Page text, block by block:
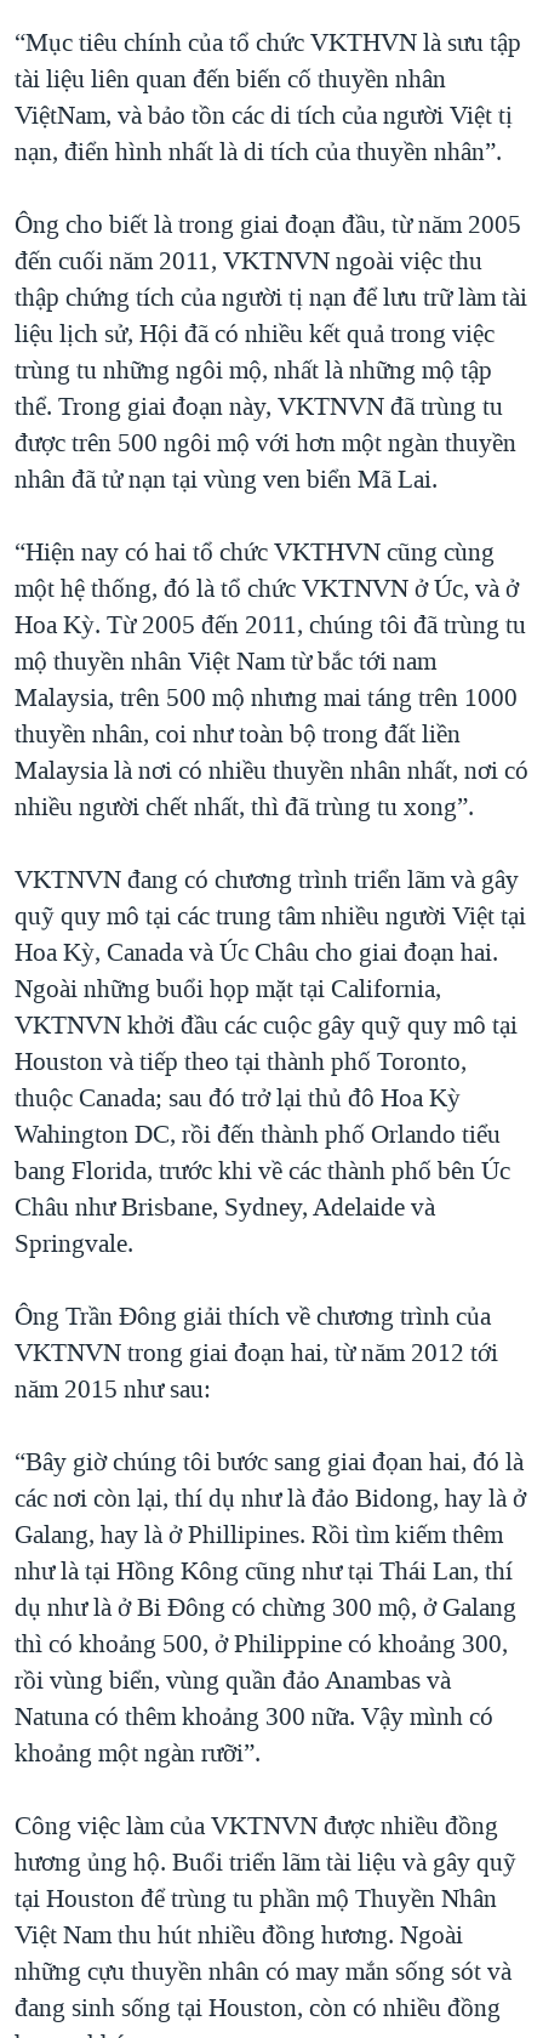
“Mục tiêu chính của tổ chức VKTHVN là sưu tập
tài liệu liên quan đến biến cố thuyền nhân
ViệtNam, và bảo tồn các di tích của người Việt tị
nạn, điển hình nhất là di tích của thuyền nhân”.
Ông cho biết là trong giai đoạn đầu, từ năm 2005
đến cuối năm 2011, VKTNVN ngoài việc thu
thập chứng tích của người tị nạn để lưu trữ làm tài
liệu lịch sử, Hội đã có nhiều kết quả trong việc
trùng tu những ngôi mộ, nhất là những mộ tập
thể. Trong giai đoạn này, VKTNVN đã trùng tu
được trên 500 ngôi mộ với hơn một ngàn thuyền
nhân đã tử nạn tại vùng ven biển Mã Lai.
“Hiện nay có hai tổ chức VKTHVN cũng cùng
một hệ thống, đó là tổ chức VKTNVN ở Úc, và ở
Hoa Kỳ. Từ 2005 đến 2011, chúng tôi đã trùng tu
mộ thuyền nhân Việt Nam từ bắc tới nam
Malaysia, trên 500 mộ nhưng mai táng trên 1000
thuyền nhân, coi như toàn bộ trong đất liền
Malaysia là nơi có nhiều thuyền nhân nhất, nơi có
nhiều người chết nhất, thì đã trùng tu xong”.
VKTNVN đang có chương trình triển lãm và gây
quỹ quy mô tại các trung tâm nhiều người Việt tại
Hoa Kỳ, Canada và Úc Châu cho giai đoạn hai.
Ngoài những buổi họp mặt tại California,
VKTNVN khởi đầu các cuộc gây quỹ quy mô tại
Houston và tiếp theo tại thành phố Toronto,
thuộc Canada; sau đó trở lại thủ đô Hoa Kỳ
Wahington DC, rồi đến thành phố Orlando tiểu
bang Florida, trước khi về các thành phố bên Úc
Châu như Brisbane, Sydney, Adelaide và
Springvale.
Ông Trần Đông giải thích về chương trình của
VKTNVN trong giai đoạn hai, từ năm 2012 tới
năm 2015 như sau:
“Bây giờ chúng tôi bước sang giai đọan hai, đó là
các nơi còn lại, thí dụ như là đảo Bidong, hay là ở
Galang, hay là ở Phillipines. Rồi tìm kiếm thêm
như là tại Hồng Kông cũng như tại Thái Lan, thí
dụ như là ở Bi Đông có chừng 300 mộ, ở Galang
thì có khoảng 500, ở Philippine có khoảng 300,
rồi vùng biển, vùng quần đảo Anambas và
Natuna có thêm khoảng 300 nữa. Vậy mình có
khoảng một ngàn rưỡi”.
Công việc làm của VKTNVN được nhiều đồng
hương ủng hộ. Buổi triển lãm tài liệu và gây quỹ
tại Houston để trùng tu phần mộ Thuyền Nhân
Việt Nam thu hút nhiều đồng hương. Ngoài
những cựu thuyền nhân có may mắn sống sót và
đang sinh sống tại Houston, còn có nhiều đồng